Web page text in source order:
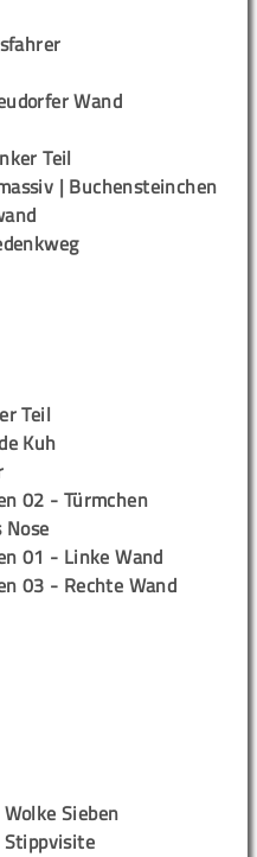
Wand
Teil
| Buchensteinchen
Teil
Kuh
02 - Türmchen
01 - Linke Wand
03 - Rechte Wand
Sieben